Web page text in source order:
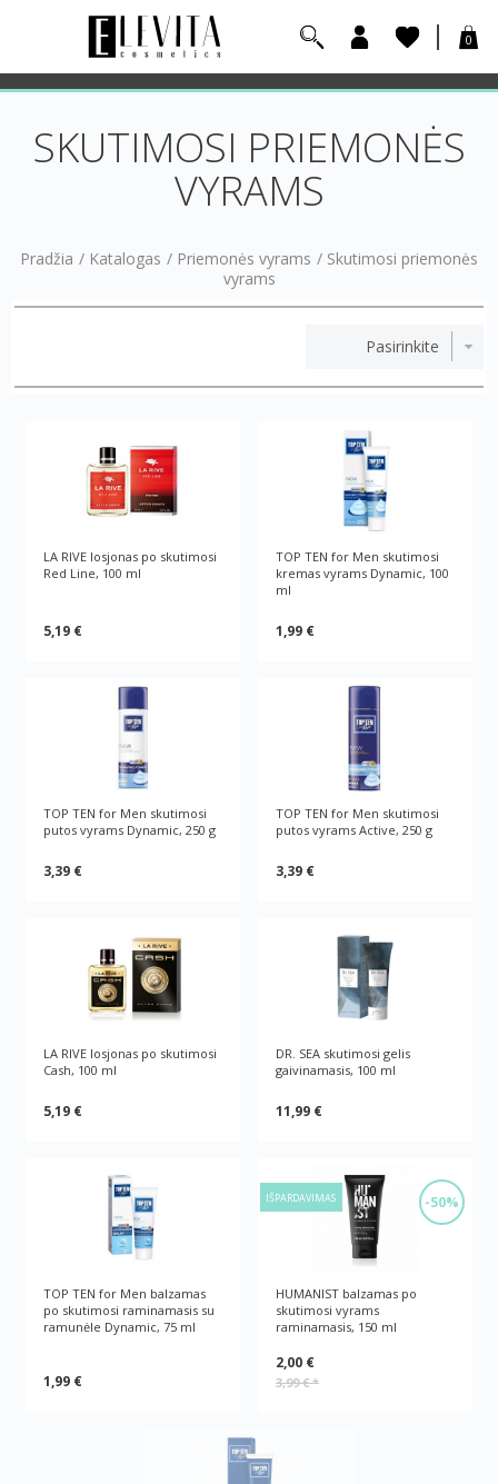
0
SKUTIMOSI PRIEMONĖS
VYRAMS
Pradžia / Katalogas / Priemonės vyrams / Skutimosi priemonės
vyrams
LA RIVE losjonas po skutimosi
Red Line, 100 ml
5,19 €
TOP TEN for Men skutimosi
kremas vyrams Dynamic, 100
ml
1,99 €
TOP TEN for Men skutimosi
putos vyrams Dynamic, 250 g
3,39 €
TOP TEN for Men skutimosi
putos vyrams Active, 250 g
3,39 €
LA RIVE losjonas po skutimosi
Cash, 100 ml
5,19 €
DR. SEA skutimosi gelis
gaivinamasis, 100 ml
11,99 €
TOP TEN for Men balzamas
po skutimosi raminamasis su
ramunėle Dynamic, 75 ml
1,99 €
-50%
IŠPARDAVIMAS
HUMANIST balzamas po
skutimosi vyrams
raminamasis, 150 ml
2,00 €
3,99 €*